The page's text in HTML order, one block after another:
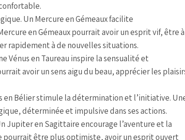
Un Mercure en Gémeaux facilite
en Gémeaux pourrait avoir un esprit vif, être à
rapidement à de nouvelles situations.
Vénus en Taureau inspire la sensualité et
avoir un sens aigu du beau, apprécier les
en Bélier stimule la détermination et l’initiative.
déterminée et impulsive dans ses actions.
Jupiter en Sagittaire encourage l’aventure et la
pourrait être plus optimiste, avoir un esprit ouvert